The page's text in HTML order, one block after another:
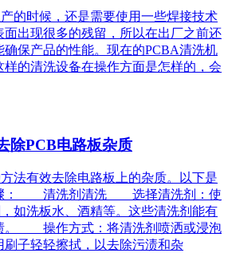
的时候，还是需要使用一些焊接技术
面出现很多的残留，所以在出厂之前还
确保产品的性能。现在的PCBA清洗机
的清洗设备在操作方面是怎样的，会
除PCB电路板杂质
法有效去除电路板上的杂质。以下是
骤： 清洗剂清洗 选择清洗剂：使
如洗板水、酒精等。这些清洗剂能有
。 操作方式：将清洗剂喷洒或浸泡
子轻轻擦拭，以去除污渍和杂